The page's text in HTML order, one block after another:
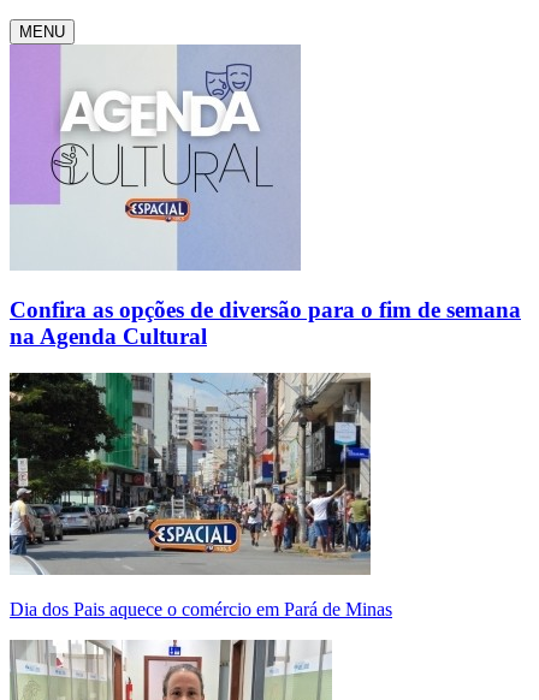
MENU
Confira as opções de diversão para o fim de semana
na Agenda Cultural
Dia dos Pais aquece o comércio em Pará de Minas